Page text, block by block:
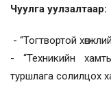
Чуулга уулзалтаар:
- “Тогтвортой
- “Техникийн
туршлага солилцох